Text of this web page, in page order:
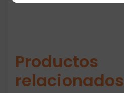
Productos
relacionados